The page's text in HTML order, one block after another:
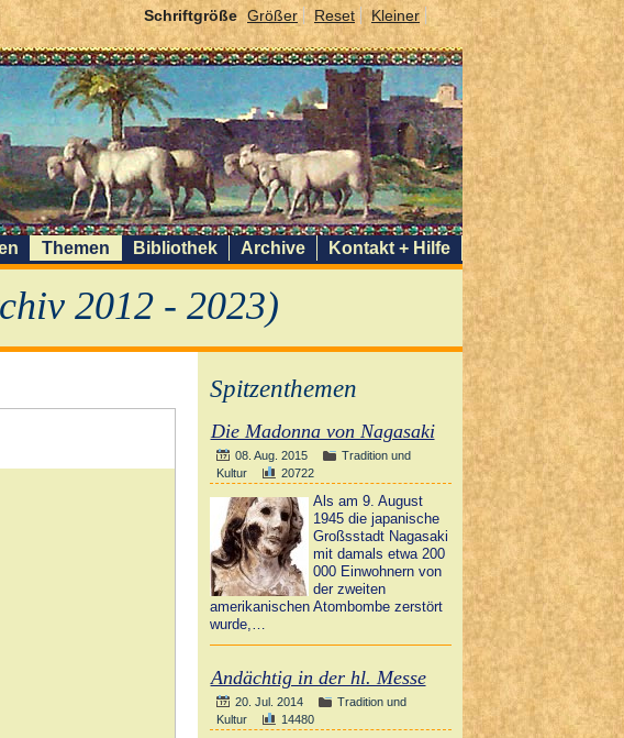
2012 - 2023)
Schriftgröße Größer Reset Kleiner
Themen Bibliothek Archive Kontakt + Hilfe
Spitzenthemen
Die Madonna von Nagasaki
08. Aug. 2015
Tradition und
Kultur
20722
Als am 9. August
1945 die japanische
Großsstadt Nagasaki
mit damals etwa 200
000 Einwohnern von
der zweiten
amerikanischen Atombombe zerstört
wurde,…
Andächtig in der hl. Messe
20. Jul. 2014
Tradition und
Kultur
14480